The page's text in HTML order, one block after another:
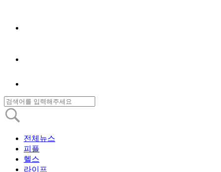
전체뉴스
피플
헬스
라이프